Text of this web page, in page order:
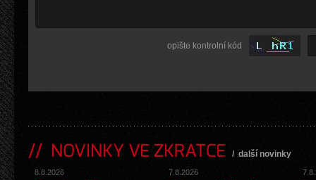
opište kontrolní kód
NOVINKY VE ZKRATCE / další novinky
8.8.2026 7.8.2026